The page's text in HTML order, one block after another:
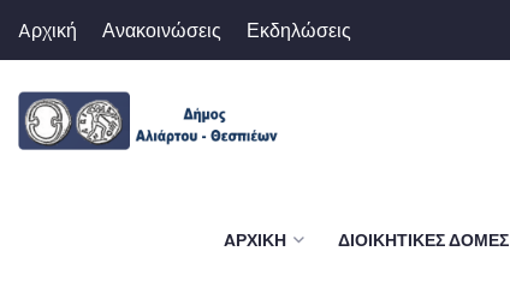
Aρχική Ανακοινώσεις Εκδηλώσεις
AΡΧΙΚΉ ΔΙΟΙΚΗΤΙΚΈΣ ΔΟΜΈΣ